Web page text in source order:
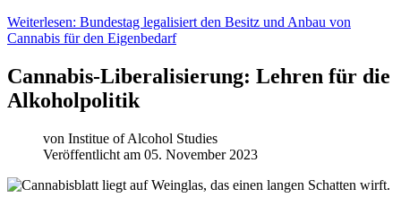
Weiterlesen: Bundestag legalisiert den Besitz und Anbau von
Cannabis für den Eigenbedarf
Cannabis-Liberalisierung: Lehren für die
Alkoholpolitik
von Institue of Alcohol Studies
Veröffentlicht am 05. November 2023